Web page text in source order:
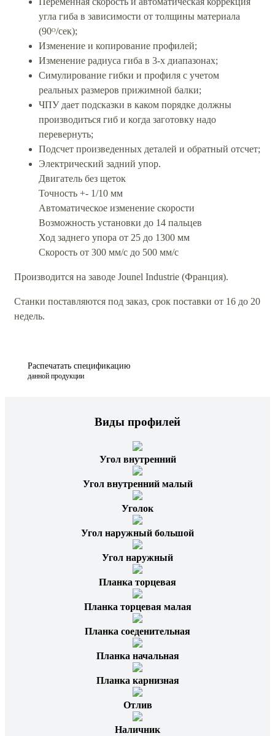
угла гиба в зависимости от толщины материала
(90ᴼ/сек);
Изменение и копирование профилей;
Изменение радиуса гиба в 3-х диапазонах;
Симулирование гибки и профиля с учетом
реальных размеров прижимной балки;
ЧПУ дает подсказки в каком порядке должны
производиться гиб и когда заготовку надо
перевернуть;
Подсчет произведенных деталей и обратный отсчет;
Электрический задний упор.
Двигатель без щеток
Точность +- 1/10 мм
Автоматическое изменение скорости
Возможность установки до 14 пальцев
Ход заднего упора от 25 до 1300 мм
Скорость от 300 мм/с до 500 мм/с
Производится на заводе Jounel Industrie (Франция).
Станки поставляются под заказ, срок поставки от 16 до 20
недель.
Распечатать спецификацию
данной продукции
Виды профилей
Угол внутренний
Угол внутренний малый
Уголок
Угол наружный большой
Угол наружный
Планка торцевая
Планка торцевая малая
Планка соеденительная
Планка начальная
Планка карнизная
Отлив
Наличник